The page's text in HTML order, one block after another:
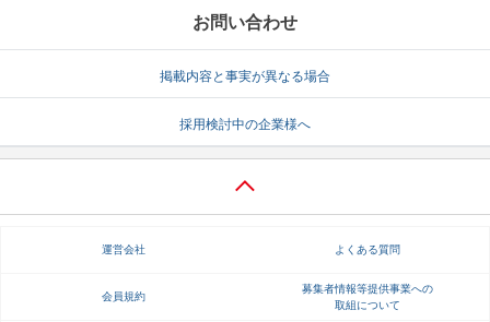
就活ノウハウ・サポート
就活支援
就活ノウハウが満載！ お役立ち記事・相談室など
適職診断 就活チャンネル
お問い合わせ
掲載内容と事実が異なる場合
採用検討中の企業様へ
運営会社 よくある質問
会員規約
募集者情報等提供事業への
取組について